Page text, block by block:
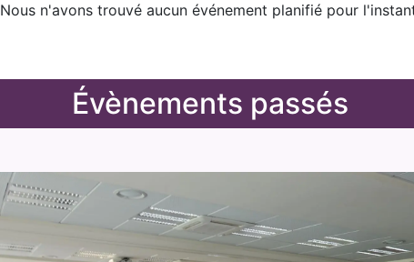
Nous n'avons trouvé aucun événement planifié pour
Évènements passé​s